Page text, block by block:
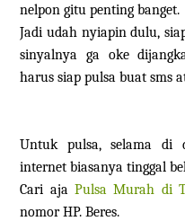
nelpon gitu penting banget.
Jadi udah nyiapin dulu,
sinyalnya ga oke
harus siap pulsa buat sms
Untuk pulsa, selama di
internet biasanya tinggal
Cari ajaPulsa Murah di
nomor HP. Beres.